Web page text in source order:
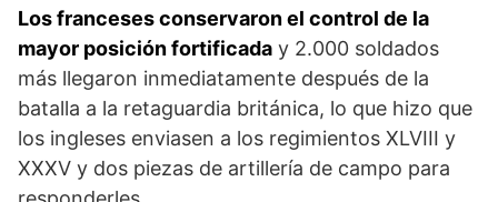
Los franceses conservaron el control de la
mayor posi­ción fortificada y 2.000 soldados
más llegaron inme­diatamente después de la
batalla a la retaguardia bri­tánica, lo que hizo que
los ingleses enviasen a los regimientos XLVIII y
XXXV y dos piezas de artillería de campo para